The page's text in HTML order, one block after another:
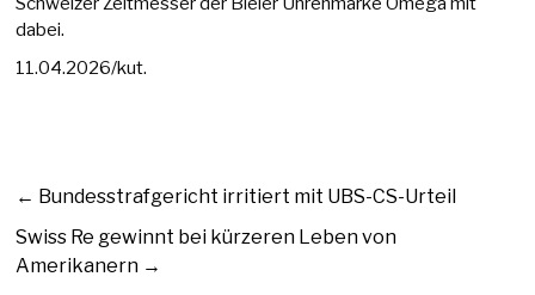
dabei.
11.04.2026/kut.
← Bundesstrafgericht irritiert mit UBS-CS-Urteil
Swiss Re gewinnt bei kürzeren Leben von
Amerikanern →